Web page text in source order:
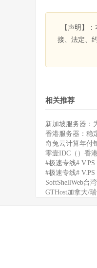
【声明】
接、法定、
相关推荐
新加坡服务器：
香港服务器：稳
奇兔云计算年付
零壹IDC（）香
#极速专线#
#极速专线#
SoftShellWeb台
GTHost加拿大/